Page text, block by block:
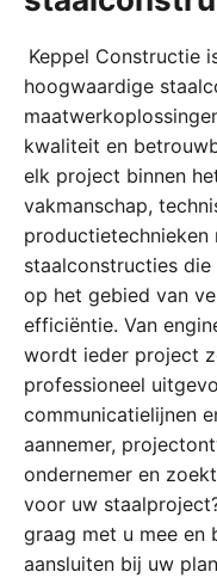
Keppel Constructie
hoogwaardige
kwaliteit en
elk project binnen
vakmanschap,
productietechnieken
staalconstructies
op het gebied van
efficiëntie. Van
wordt ieder project
professioneel
communicatielijnen
aannemer,
ondernemer en
voor uw
graag met u mee en
aansluiten bij uw